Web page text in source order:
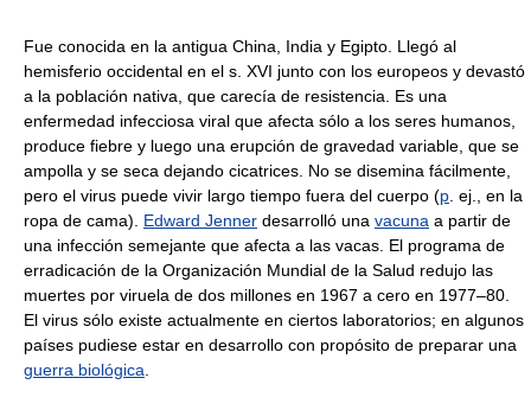
Fue conocida en la antigua China, India y Egipto. Llegó al
hemisferio occidental en el s. XVI junto con los europeos y devastó
a la población nativa, que carecía de resistencia. Es una
enfermedad infecciosa viral que afecta sólo a los seres humanos,
produce fiebre y luego una erupción de gravedad variable, que se
ampolla y se seca dejando cicatrices. No se disemina fácilmente,
pero el virus puede vivir largo tiempo fuera del cuerpo (p . ej., en la
ropa de cama). Edward Jenner desarrolló una vacuna a partir de
una infección semejante que afecta a las vacas. El programa de
erradicación de la Organización Mundial de la Salud redujo las
muertes por viruela de dos millones en 1967 a cero en 1977–80.
El virus sólo existe actualmente en ciertos laboratorios; en algunos
países pudiese estar en desarrollo con propósito de preparar una
guerra biológica